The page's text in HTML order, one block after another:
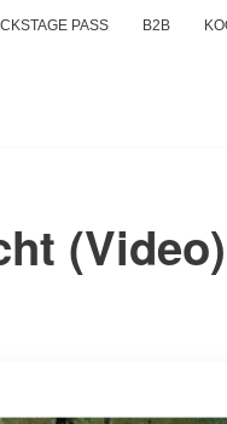
PASS B2B
(Video)